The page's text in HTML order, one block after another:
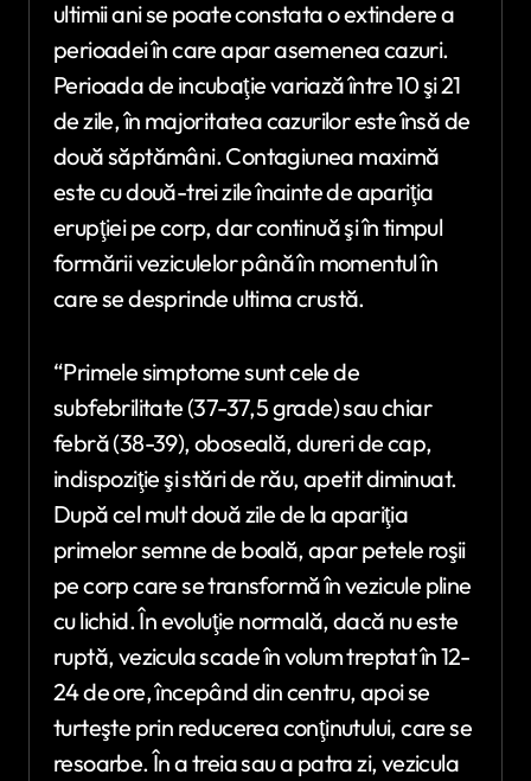
ultimii ani se poate constata o extindere a
perioadei în care apar asemenea cazuri.
Perioada de incubaţie variază între 10 şi 21
de zile, în majoritatea cazurilor este însă de
două săptămâni. Contagiunea maximă
este cu două-trei zile înainte de apariţia
erupţiei pe corp, dar continuă şi în timpul
formării veziculelor până în momentul în
care se desprinde ultima crustă.
“Primele simptome sunt cele de
subfebrilitate (37-37,5 grade) sau chiar
febră (38-39), oboseală, dureri de cap,
indispoziţie şi stări de rău, apetit diminuat.
După cel mult două zile de la apariţia
primelor semne de boală, apar petele roşii
pe corp care se transformă în vezicule pline
cu lichid. În evoluţie normală, dacă nu este
ruptă, vezicula scade în volum treptat în 12-
24 de ore, începând din centru, apoi se
turteşte prin reducerea conţinutului, care se
resoarbe. În a treia sau a patra zi, vezicula